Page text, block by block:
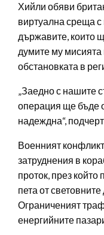
Хийли обяви
виртуална среща с
държавите, които
думите му мисията
обстановката в
„Заедно с нашите
операция ще бъде
надеждна“,
Военният
затруднения в
проток, през
пета от
Ограниченият
енергийните